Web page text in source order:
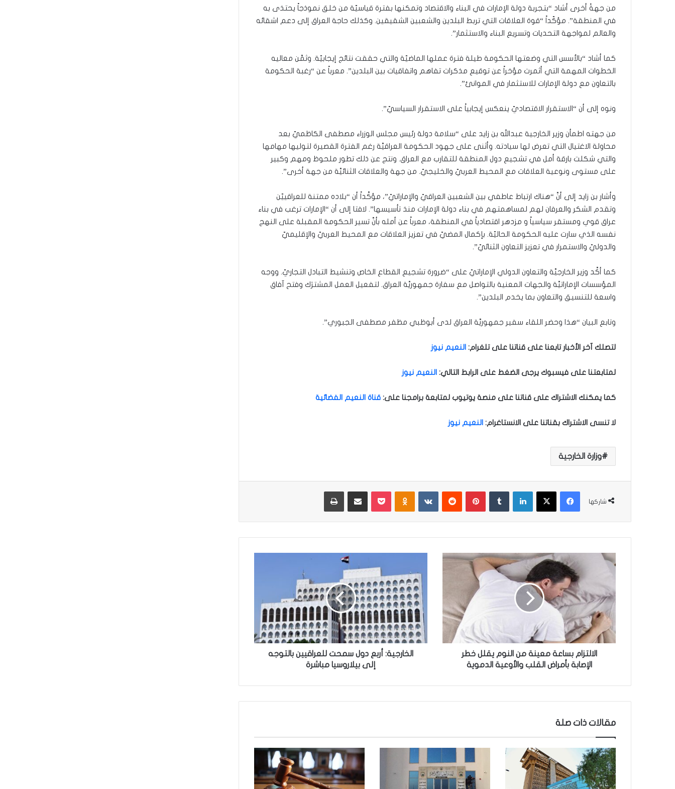
من جهةً أخرى أشاد “بتجربة دولة الإمارات في البناء والاقتصاد وتمكنها بفترة قياسيّة من خلق نموذجاً يحتذى به
في المنطقة”. مؤكّداً “قوة العلاقات التي تربط البلدين والشعبين الشقيقين. وكذلك حاجة العراق إلى دعم اشقائه
والعالم لمواجهة التحديات وتسريع البناء والاستثمار”.
كما أشاد “بالأسس التي وضعتها الحكومة طيلة فترة عملها الماضيّة والتي حققت نتائج إيجابيّة. وثمَّن معاليه
الخطوات المهمة التي أثمرت مؤخراً عن توقيع مذكرات تفاهم واتفاقيات بين البلدين”. معرباً عن “رغبة الحكومة
بالتعاون مع دولة الإمارات للاستثمار في الموانئ”.
ونوه إلى أن “الاستقرار الاقتصاديّ ينعكس إيجابياً على الاستقرار السياسيّ”.
من جهته اطمأن وزير الخارجية عبدالله بن زايد على “سلامة دولة رئيس مجلس الوزراء مصطفى الكاظميّ بعد
محاولة الاغتيال التي تعرض لها سيادته. وأثنى على جهود الحكومة العراقيَّة رغم الفترة القصيرة لتوليها مهامها
والتي شكلت بارقة أمل في تشجيع دول المنطقة للتقارب مع العراق. ونتج عن ذلك تطور ملحوظ ومهم وكبير
على مستوى ونوعية العلاقات مع المحيط العربيّ والخليجيّ. من جهة والعلاقات الثنائيَّة من جهة أخرى”.
وأشار بن زايد إلى أنَّ “هناك ارتباط عاطفي بين الشعبين العراقيّ والإماراتيّ”، مؤكَّداً أن “بلاده ممتنة للعراقييّن
وتقدم الشكر والعرفان لهم لمساهمتهم في بناء دولة الإمارات منذ تأسيسها”. لافتا إلى أن “الإمارات ترغب في بناء
عراق قوي ومستقر سياسياً و مزدهر اقتصادياً في المنطقة، معرباً عن أمله بأنَّ تسير الحكومة المقبلة على النهج
نفسه الذي سارت عليه الحكومة الحاليّة. بإكمال المضيّ في تعزيز العلاقات مع المحيط العربيّ والإقليميّ
والدوليّ والاستمرار في تعزيز التعاون الثنائيّ”.
كما أكَّد وزير الخارجيَّة والتعاون الدولي الإماراتيّ على “ضرورة تشجيع القطاع الخاص وتنشيط التبادل التجاريّ. ووجه
المؤسسات الإماراتيَّة والجهات المعنية بالتواصل مع سفارة جمهوريَّة العراق. لتفعيل العمل المشترَك وفتح آفاق
واسعة للتنسيق والتعاون بما يخدم البلدين”.
وتابع البيان “هذا وحضر اللقاء سفير جمهوريَّة العراق لدى أبوظبي مظفر مصطفى الجبوري”.
لتصلك آخر الأخبار تابعنا على قناتنا على تلغرام: النعيم نيوز
لمتابعتنا على فيسبوك يرجى الضغط على الرابط التالي: النعيم نيوز
كما يمكنك الاشتراك على قناتنا على منصة يوتيوب لمتابعة برامجنا على: قناة النعيم الفضائية
لا تنسى الاشتراك بقناتنا على الانستاغرام: النعيم نيوز
وزارة الخارجية
شاركها
فيسبوك ‫X لينكدإن بينتيريست ‏VKontakte
ل
ت
م
ب
ة
ن
ة
م
ن
ا
ل
الالتزام بساعة معينة من النوم يقلل خطر
الإصابة بأمراض القلب والأوعية الدموية
ة
:
ع
م
ح
ل
ل
الخارجية: أربع دول سمحت للعراقيين بالتوجه
إلى بيلاروسيا مباشرة
مقالات ذات صلة